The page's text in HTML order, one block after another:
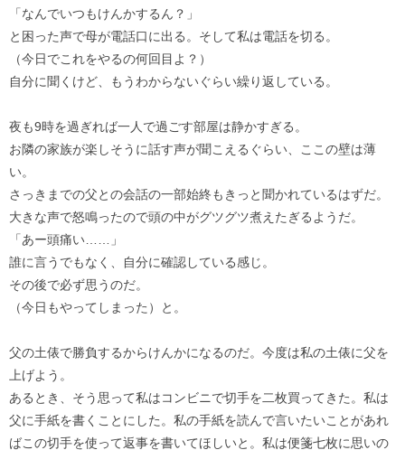
「なんでいつもけんかするん？」
と困った声で母が電話口に出る。そして私は電話を切る。
（今日でこれをやるの何回目よ？）
自分に聞くけど、もうわからないぐらい繰り返している。
夜も9時を過ぎれば一人で過ごす部屋は静かすぎる。
お隣の家族が楽しそうに話す声が聞こえるぐらい、ここの壁は薄
い。
さっきまでの父との会話の一部始終もきっと聞かれているはずだ。
大きな声で怒鳴ったので頭の中がグツグツ煮えたぎるようだ。
「あー頭痛い……」
誰に言うでもなく、自分に確認している感じ。
その後で必ず思うのだ。
（今日もやってしまった）と。
父の土俵で勝負するからけんかになるのだ。今度は私の土俵に父を
上げよう。
あるとき、そう思って私はコンビニで切手を二枚買ってきた。私は
父に手紙を書くことにした。私の手紙を読んで言いたいことがあれ
ばこの切手を使って返事を書いてほしいと。私は便箋七枚に思いの